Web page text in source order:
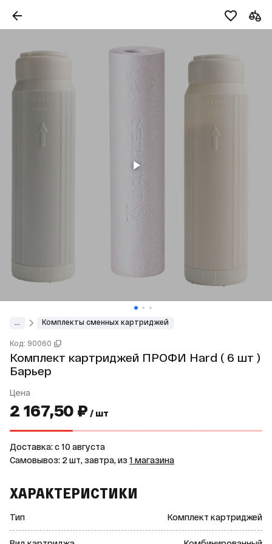
... Комплекты сменных картриджей
Код: 90060
Комплект картриджей ПРОФИ Hard ( 6 шт )
Барьер
Цена
2 167,50 ₽ / шт
Доставка: c 10 августа
Самовывоз: 2 шт, завтра, из 1 магазина
ХАРАКТЕРИСТИКИ
Тип Комплект картриджей